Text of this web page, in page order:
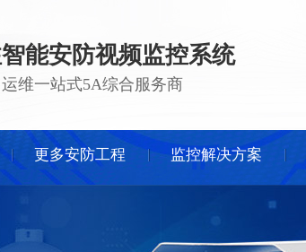
能安防视频监控系统
运维一站式5A综合服务商
更多安防工程 监控解决方案